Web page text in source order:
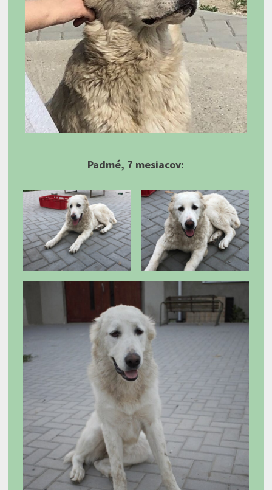
Padmé, 7 mesiacov: